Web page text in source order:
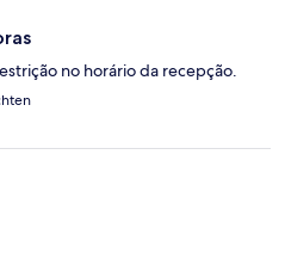
no horário da recepção.